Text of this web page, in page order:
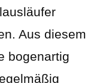
Aus diesem
bogenartig